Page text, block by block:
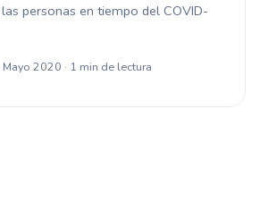
personas en tiempo del COVID-
Mayo 2020 · 1 min de lectura